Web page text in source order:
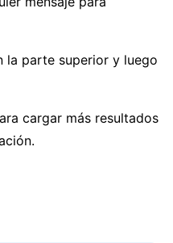
la parte superior y luego
cargar más resultados